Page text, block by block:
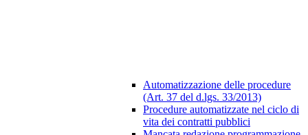
Automatizzazione delle procedure
(Art. 37 del d.lgs. 33/2013)
Procedure automatizzate nel ciclo di
vita dei contratti pubblici